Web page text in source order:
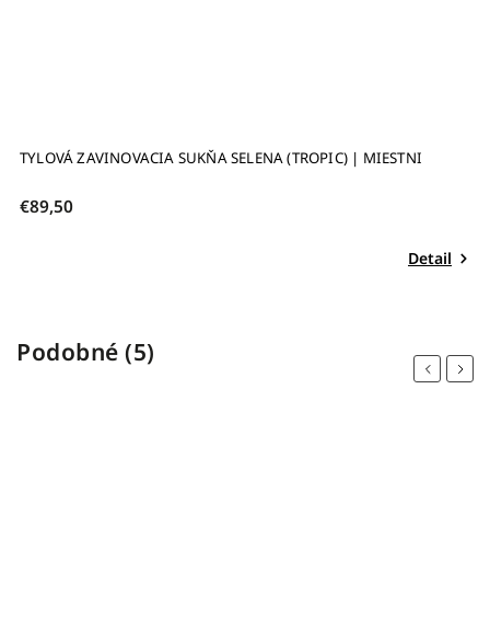
TYLOVÁ ZAVINOVACIA SUKŇA SELENA (TROPIC) | MIESTNI
€89,50
Detail
Podobné (5)
Previous
Next